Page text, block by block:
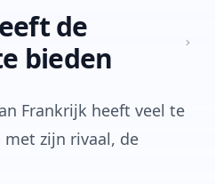
de
bieden
Frankrijk heeft veel te
zijn rivaal, de